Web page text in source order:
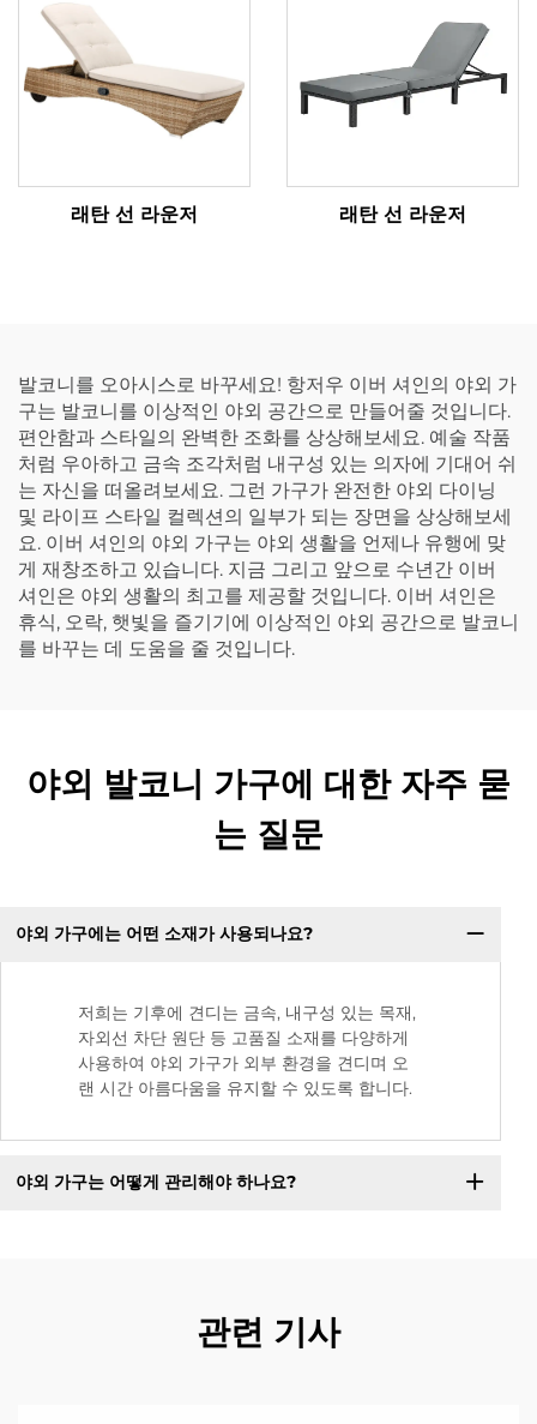
래탄 선 라운저 래탄 선 라운저
발코니를 오아시스로 바꾸세요! 항저우 이버 셔인의 야외 가
구는 발코니를 이상적인 야외 공간으로 만들어줄 것입니다.
편안함과 스타일의 완벽한 조화를 상상해보세요. 예술 작품
처럼 우아하고 금속 조각처럼 내구성 있는 의자에 기대어 쉬
는 자신을 떠올려보세요. 그런 가구가 완전한 야외 다이닝
및 라이프 스타일 컬렉션의 일부가 되는 장면을 상상해보세
요. 이버 셔인의 야외 가구는 야외 생활을 언제나 유행에 맞
게 재창조하고 있습니다. 지금 그리고 앞으로 수년간 이버
셔인은 야외 생활의 최고를 제공할 것입니다. 이버 셔인은
휴식, 오락, 햇빛을 즐기기에 이상적인 야외 공간으로 발코니
를 바꾸는 데 도움을 줄 것입니다.
야외 발코니 가구에 대한 자주 묻
는 질문
야외 가구에는 어떤 소재가 사용되나요?
저희는 기후에 견디는 금속, 내구성 있는 목재,
자외선 차단 원단 등 고품질 소재를 다양하게
사용하여 야외 가구가 외부 환경을 견디며 오
랜 시간 아름다움을 유지할 수 있도록 합니다.
야외 가구는 어떻게 관리해야 하나요?
관련 기사